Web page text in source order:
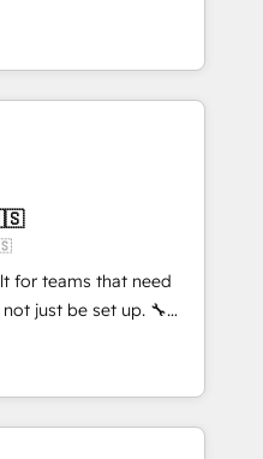
IA especializados em
executam rotinas
a Nexforce. Somos
na América Latina e
do cliente da
and technically
in
development,
and we contribute
with incredible
them on our website,
for teams that need
just be set up. 🔧
migrations,
⚡ Highly
and Custom
delivered in weeks, not